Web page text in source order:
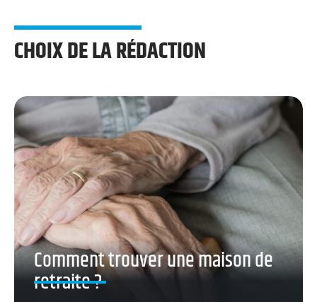
CHOIX DE LA RÉDACTION
Comment trouver une maison de
retraite ?